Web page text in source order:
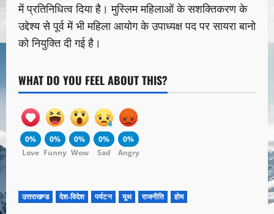
में प्रतिनिधित्व दिया है। मुस्लिम महिलाओं के सशक्तिकरण के
उद्देश्य से पूर्व में भी महिला आयोग के उपाध्यक्ष पद पर सायरा बानो
को नियुक्ति दी गई है।
WHAT DO YOU FEEL ABOUT THIS?
0%
Love
0%
Funny
0%
Wow
0%
Sad
0%
Angry
उत्तराखण्ड देश-विदेश पर्यटन यूथ राजनीति होम